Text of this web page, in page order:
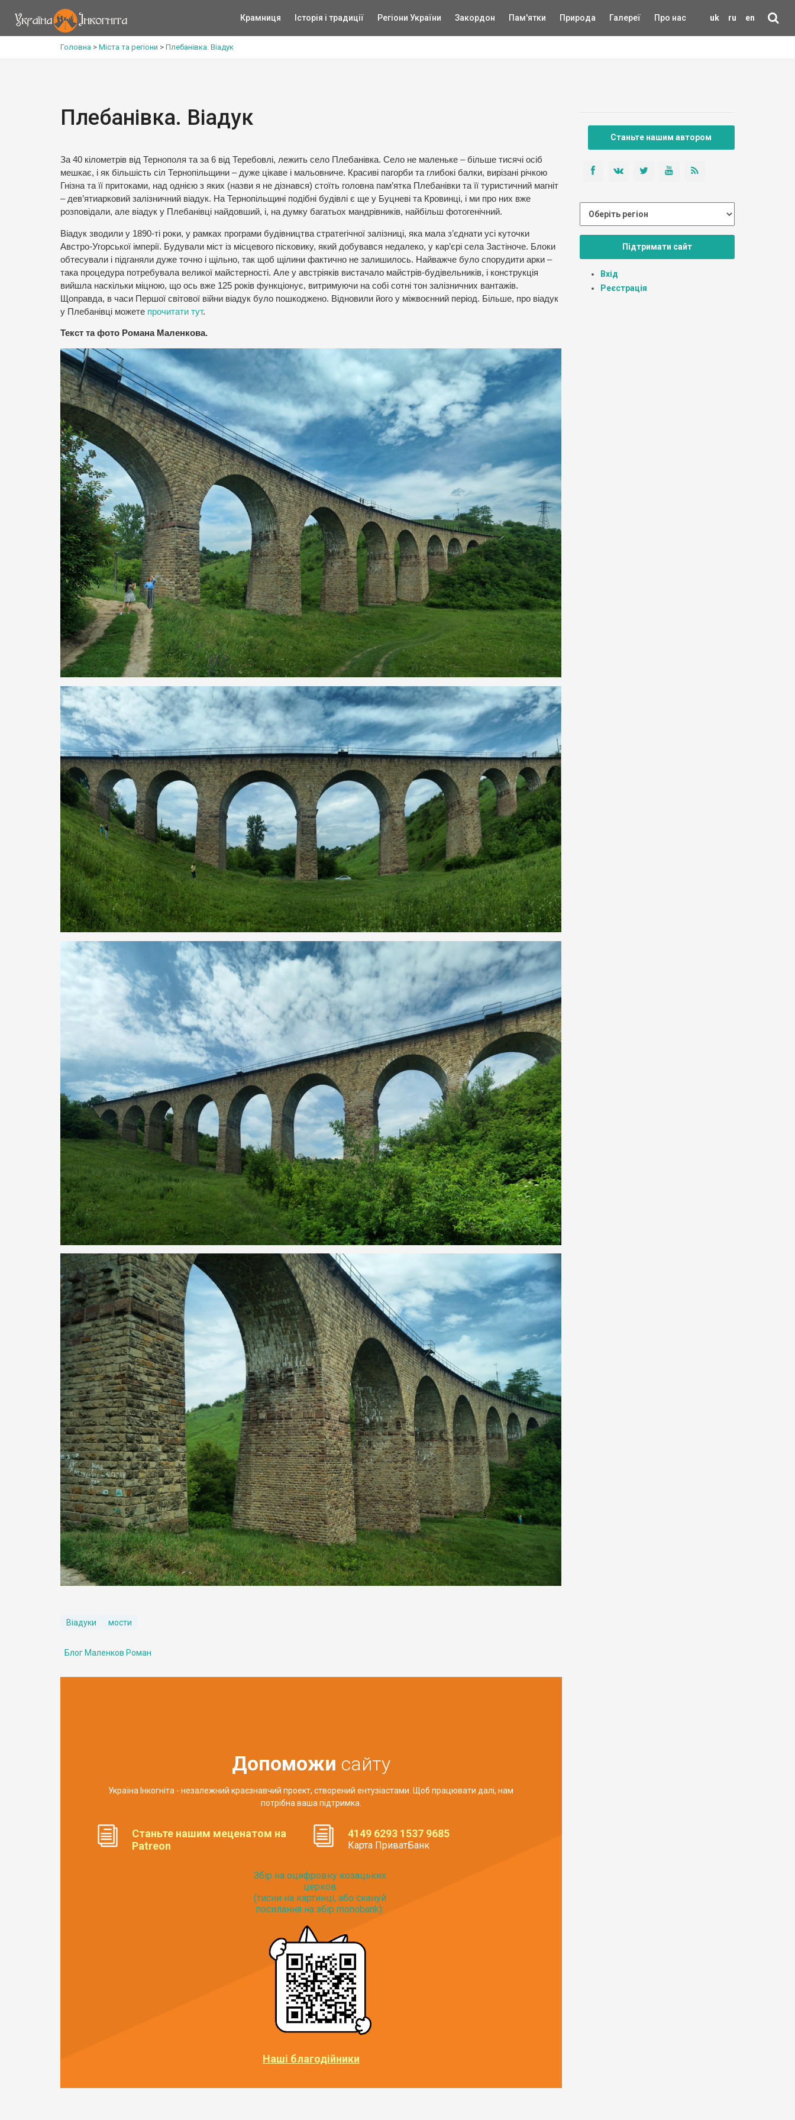
uk ru en
Крамниця Історія і традиції Регіони України Закордон Пам'ятки Природа Галереї Про нас
Головна > Міста та регіони > Плебанівка. Віадук
Плебанівка. Віадук
За 40 кілометрів від Тернополя та за 6 від Теребовлі, лежить село Плебанівка. Село не маленьке – більше тисячі осіб
мешкає, і як більшість сіл Тернопільщини – дуже цікаве і мальовниче. Красиві пагорби та глибокі балки, вирізані річкою
Гнізна та її притоками, над однією з яких (назви я не дізнався) стоїть головна пам’ятка Плебанівки та її туристичний магніт
– дев’ятиарковий залізничний віадук. На Тернопільщині подібні будівлі є ще у Буцневі та Кровинці, і ми про них вже
розповідали, але віадук у Плебанівці найдовший, і, на думку багатьох мандрівників, найбільш фотогенічний.
Віадук зводили у 1890-ті роки, у рамках програми будівництва стратегічної залізниці, яка мала з’єднати усі куточки
Австро-Угорської імперії. Будували міст із місцевого пісковику, який добувався недалеко, у кар’єрі села Застіноче. Блоки
обтесували і підганяли дуже точно і щільно, так щоб щілини фактично не залишилось. Найважче було спорудити арки –
така процедура потребувала великої майстерності. Але у австріяків вистачало майстрів-будівельників, і конструкція
вийшла наскільки міцною, що ось вже 125 років функціонує, витримуючи на собі сотні тон залізничних вантажів.
Щоправда, в часи Першої світової війни віадук було пошкоджено. Відновили його у міжвоєнний період. Більше, про віадук
у Плебанівці можете прочитати тут.
Текст та фото Романа Маленкова.
Віадуки мости
Блог Маленков Роман
Допоможи сайту
Україна Інкогніта - незалежний краєзнавчий проект, створений ентузіастами. Щоб працювати далі, нам
потрібна ваша підтримка.
Станьте нашим меценатом на
Patreon
4149 6293 1537 9685
Карта ПриватБанк
Збір на оцифровку козацьких
церков
(тисни на картинці, або скануй
посилання на збір monobank):
Наші благодійники
Станьте нашим автором
Підтримати сайт
Вхід
Реєстрація